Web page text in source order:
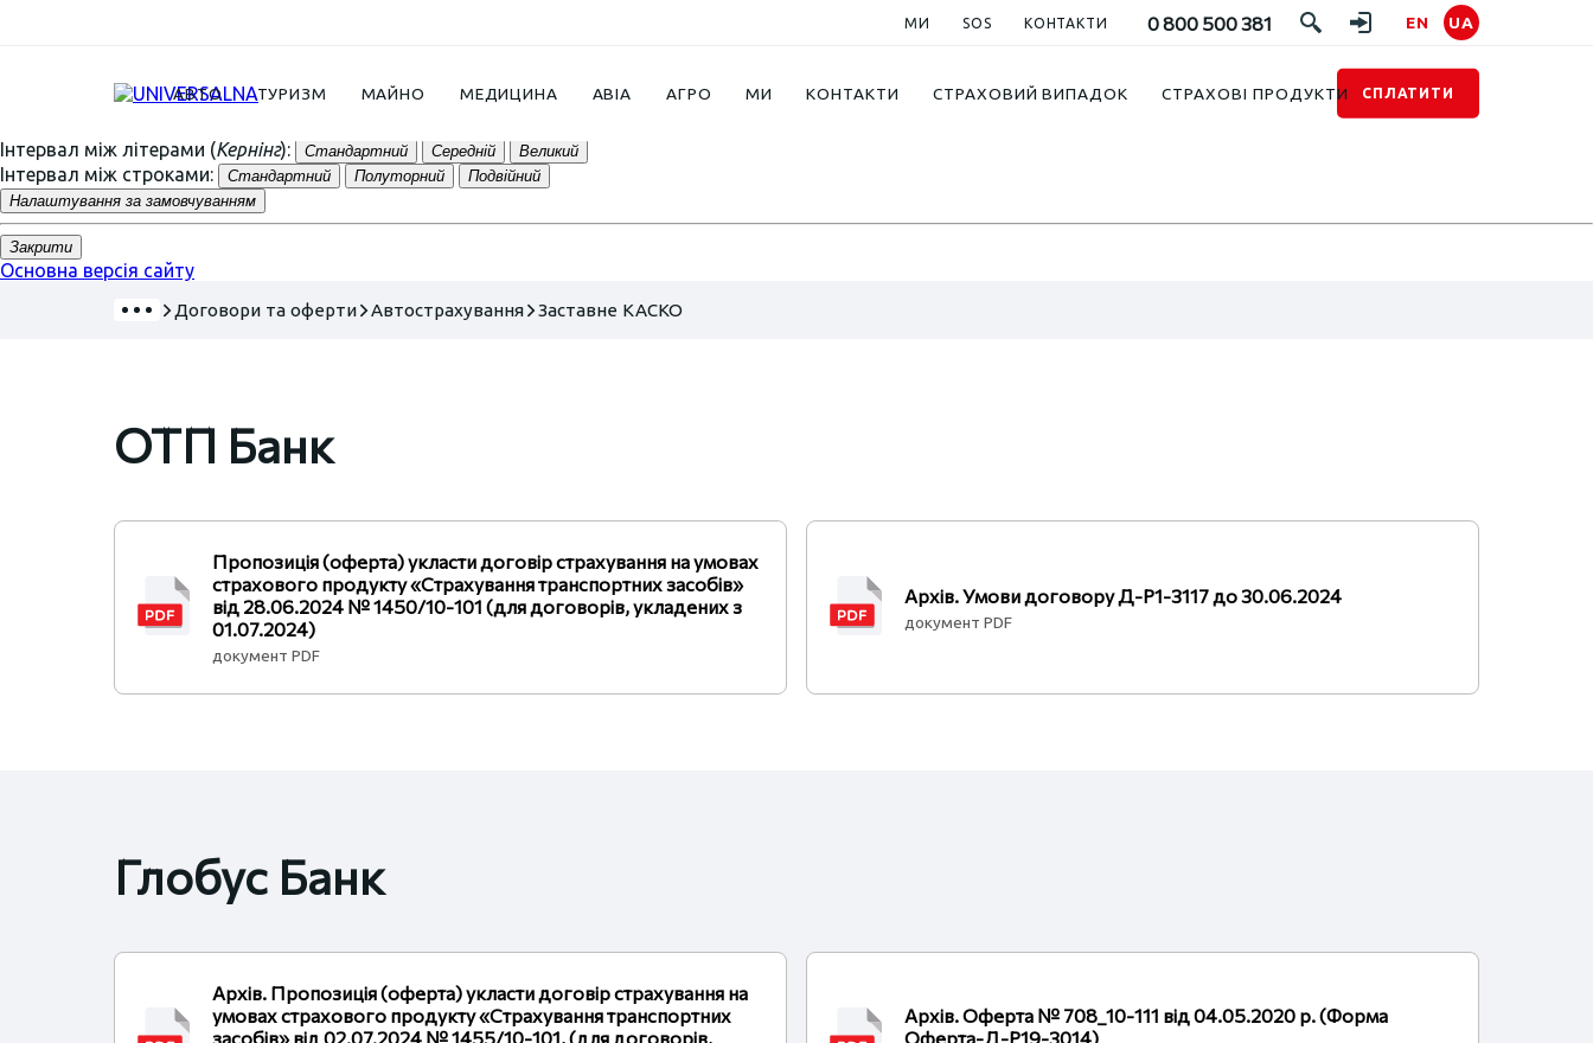
Інтервал між літерами (Кернінг): Стандартний Середній Великий
Інтервал між строками: Стандартний Полуторний
Подвійний
Налаштування за замовчуванням
Закрити
Основна версія сайту
МИ SOS КОНТАКТИ 0 800 500 381 EN UA
АВТО ТУРИЗМ МАЙНО МЕДИЦИНА АВІА АГРО МИ КОНТАКТИ СТРАХОВИЙ ВИПАДОК СТРАХОВІ ПРОДУКТИ СПЛАТИТИ
Договори та оферти Автострахування Заставне КАСКО
ОТП Банк
Пропозиція (оферта) укласти договір страхування на умовах
страхового продукту «Страхування транспортних засобів»
від 28.06.2024 № 1450/10-101 (для договорів, укладених з
01.07.2024)
документ PDF
Архів. Умови договору Д-Р1-3117 до 30.06.2024
документ PDF
Глобус Банк
Архів. Пропозиція (оферта) укласти договір страхування на
умовах страхового продукту «Страхування транспортних
засобів» від 02.07.2024 № 1455/10-101, (для договорів,
Архів. Оферта № 708_10-111 від 04.05.2020 р. (Форма
Оферта-Д-Р19-3014)